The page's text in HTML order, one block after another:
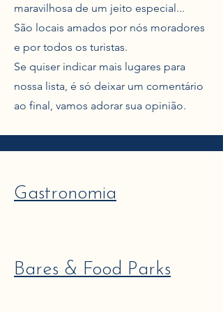
maravilhosa de um jeito especial...
São locais amados por nós moradores
e por todos os turistas.
Se quiser indicar mais lugares para
nossa lista, é só deixar um comentário
ao final, vamos adorar sua opinião.
Gastronomia
Bares & Food Parks